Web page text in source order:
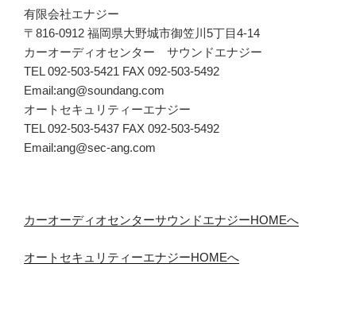
有限会社エナジー
〒816-0912 福岡県大野城市御笠川5丁目4-14
カーオーディオセンター サウンドエナジー
TEL 092-503-5421 FAX 092-503-5492
Email:ang@soundang.com
オートセキュリティーエナジー
TEL 092-503-5437 FAX 092-503-5492
Email:ang@sec-ang.com
カーオーディオセンターサウンドエナジーHOMEへ
オートセキュリティーエナジーHOMEへ